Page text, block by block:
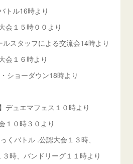
トル16時より
会１５時００より
ルスタッフによる交流会14時より
６時より
ショーダウン18時より
デュエマフェス１０時より
１０時３０より
くバトル .公認大会１３時、
３時、バンドリーグ１１時より